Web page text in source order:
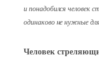
и понадобился человек
одинаково не нужные
Человек